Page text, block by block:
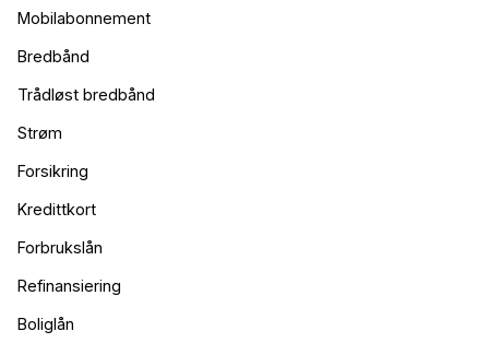
Mobilabonnement
Bredbånd
Trådløst bredbånd
Strøm
Forsikring
Kredittkort
Forbrukslån
Refinansiering
Boliglån